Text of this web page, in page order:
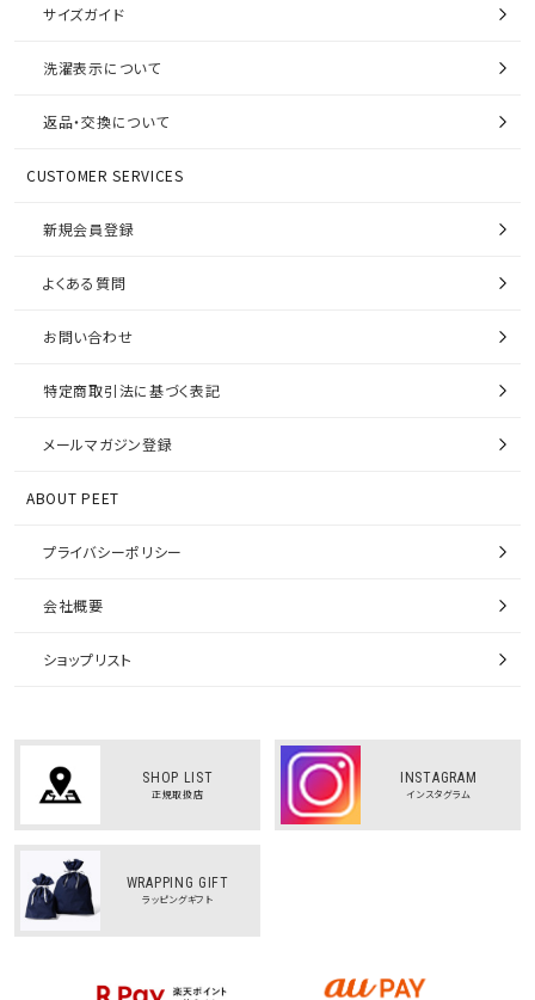
サイズガイド
洗濯表示について
返品・交換について
CUSTOMER SERVICES
新規会員登録
よくある質問
お問い合わせ
特定商取引法に基づく表記
メールマガジン登録
ABOUT PEET
プライバシーポリシー
会社概要
ショップリスト
SHOP LIST
正規取扱店
INSTAGRAM
インスタグラム
WRAPPING GIFT
ラッピングギフト